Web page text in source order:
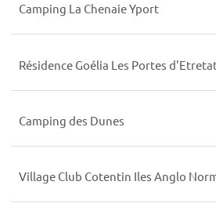
Camping La Chenaie Yport
Résidence Goélia Les Portes
Camping des Dunes
Village Club Cotentin Iles Anglo